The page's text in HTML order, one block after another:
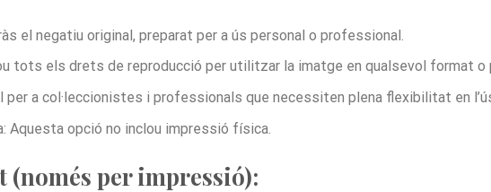
el negatiu original, preparat per a ús personal o professional.
tots els drets de reproducció per utilitzar la imatge en qualsevol format
per a col·leccionistes i professionals que necessiten plena flexibilitat en
Aquesta opció no inclou impressió física.
(només per impressió):